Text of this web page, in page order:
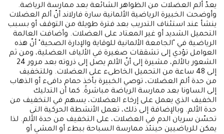
يعدّ ألم العضلات من الظواهر الشائعة بعد ممارسة الرياضة.
وأوضحت الخبيرة الرياضية الألمانية سارة فارلاند أنّ ألم العضلات
ينشأ عند استئناف التدريب بعد فترة طويلة من التوقف أو بسبب
التحميل الشديد أو غير المعتاد على العضلات. وأضافت العالمة
الرياضية في "الجامعة الألمانية للوقاية والإدارة الصحية" أنّ هذه
العوامل تؤدي إلى تشققات صغيرة في الألياف العضلية، ومن ثم
الشعور بالألم، مشيرة إلى أنّ الألم يصل إلى ذروته بعد مرور 24
إلى 48 ساعة من التحميل الخاطىء على العضلات. وللتخفيف
من حدة ألم العضلات، توصي الخبيرة بأخذ حمام دافىء أو الذهاب
إلى الساونا بعد ممارسة الرياضة مباشرةً. كما أن التدليك
الخفيف الذي يعمل على إرخاء العضلات، يسهم في التخفيف من
حدة الألم. وبالإضافة إلى ذلك، تعمل الأنشطة الحركية التي
تحسّن سريان الدم في العضلات، على التخفيف من حدة الألم. لذا
يمكن للرياضيين حينئذ ممارسة السباحة ببطء أو المشي أو